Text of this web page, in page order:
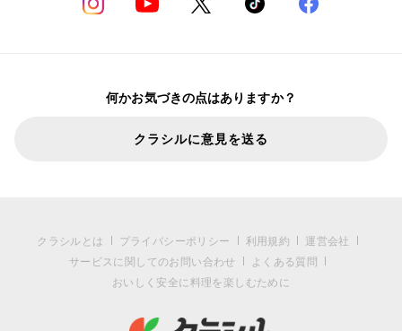
何かお気づきの点はありますか？
クラシルに意見を送る
クラシルとは プライバシーポリシー 利用規約
運営会社
サービスに関してのお問い合わせ
よくある質問
おいしく安全に料理を楽しむために